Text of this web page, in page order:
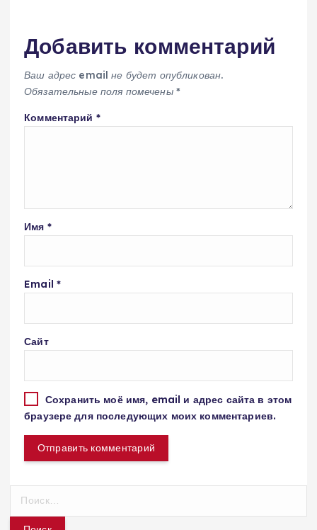
Добавить комментарий
Ваш адрес email не будет опубликован.
Обязательные поля помечены *
Комментарий *
Имя *
Email *
Сайт
Сохранить моё имя, email и адрес сайта в этом
браузере для последующих моих комментариев.